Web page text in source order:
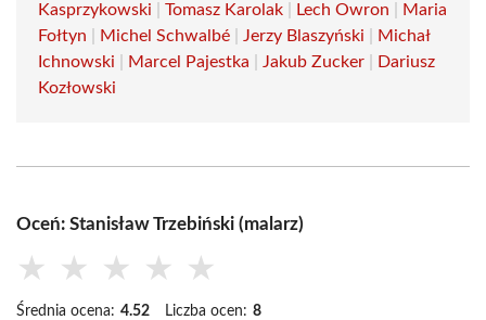
Kasprzykowski
Tomasz Karolak Lech Owron
Maria
Fołtyn
Michel Schwalbé Jerzy Blaszyński
Michał
Ichnowski
Marcel Pajestka Jakub Zucker
Dariusz
Kozłowski
Oceń: Stanisław Trzebiński (malarz)
★ ★ ★ ★ ★
Średnia ocena: 4.52 Liczba ocen: 8